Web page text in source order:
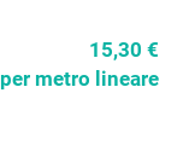
15,30 €
per metro lineare